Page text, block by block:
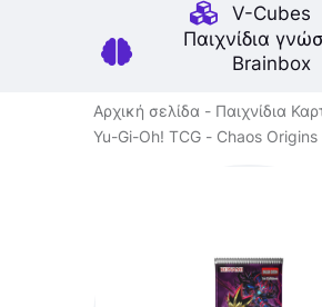
V-Cubes
Παιχνίδια
Brainbox
Αρχική σελίδα
Παιχνίδια
Yu-Gi-Oh! TCG
Chaos